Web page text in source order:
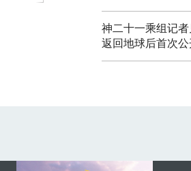
神二十一乘组记
返回地球后首次公